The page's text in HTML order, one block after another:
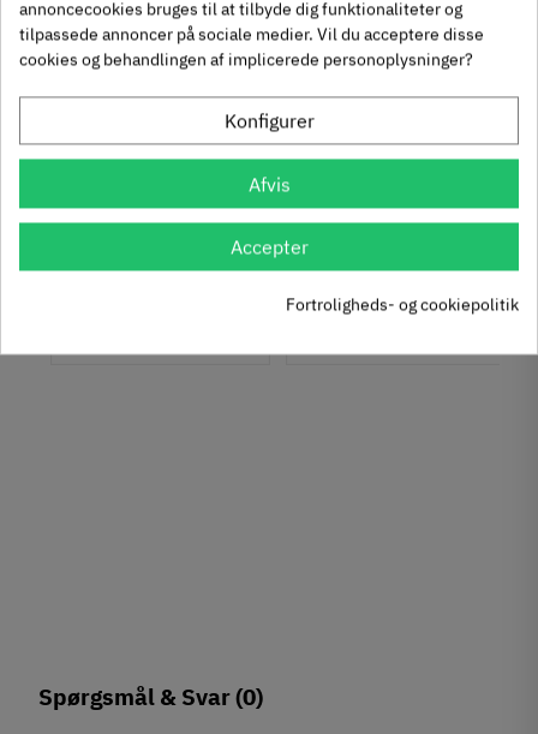
Se også disse alternativer i stedet
Messing
galvaniseret
Spørgsmål & Svar(0)
annoncecookies bruges til at tilbyde dig funktionaliteter og
tilpassede annoncer på sociale medier. Vil du acceptere disse
cookies og behandlingen af implicerede personoplysninger?
Konfigurer
Afvis
Accepter
Fortroligheds- og cookiepolitik